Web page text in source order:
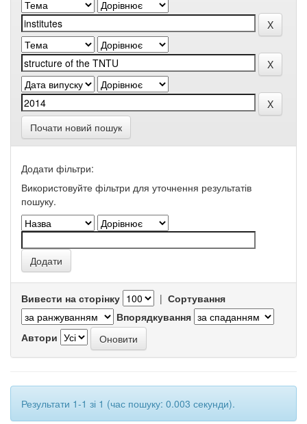
Почати новий пошук
Додати фільтри:
Використовуйте фільтри для уточнення результатів
пошуку.
Вивести на сторінку | Сортування
Впорядкування
Автори
Результати 1-1 зі 1 (час пошуку: 0.003 секунди).